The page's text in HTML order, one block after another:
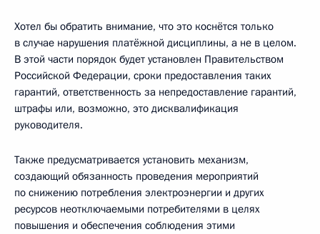
Хотел бы обратить внимание, что это коснётся только
в случае нарушения платёжной дисциплины, а не в целом.
В этой части порядок будет установлен Правительством
Российской Федерации, сроки предоставления таких
гарантий, ответственность за непредоставление гарантий,
штрафы или, возможно, это дисквалификация
руководителя.
Также предусматривается установить механизм,
создающий обязанность проведения мероприятий
по снижению потребления электроэнергии и других
ресурсов неотключаемыми потребителями в целях
повышения и обеспечения соблюдения этими